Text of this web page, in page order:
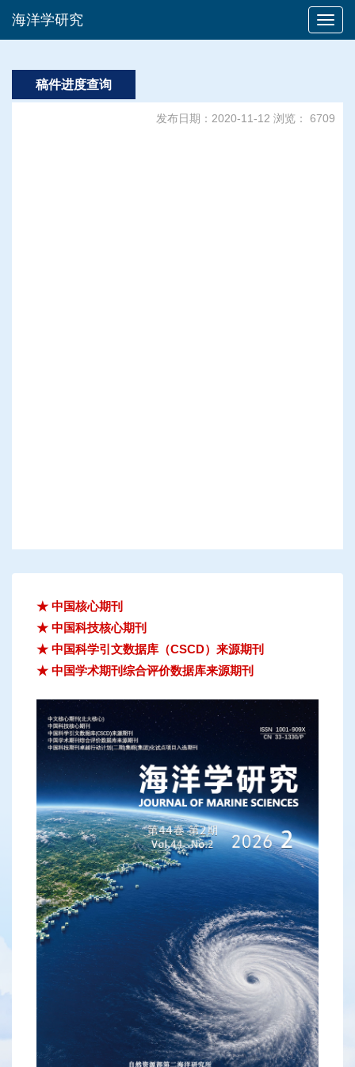
海洋学研究
稿件进度查询
发布日期：2020-11-12 浏览： 6709
★ 中国核心期刊
★ 中国科技核心期刊
★ 中国科学引文数据库（CSCD）来源期刊
★ 中国学术期刊综合评价数据库来源期刊